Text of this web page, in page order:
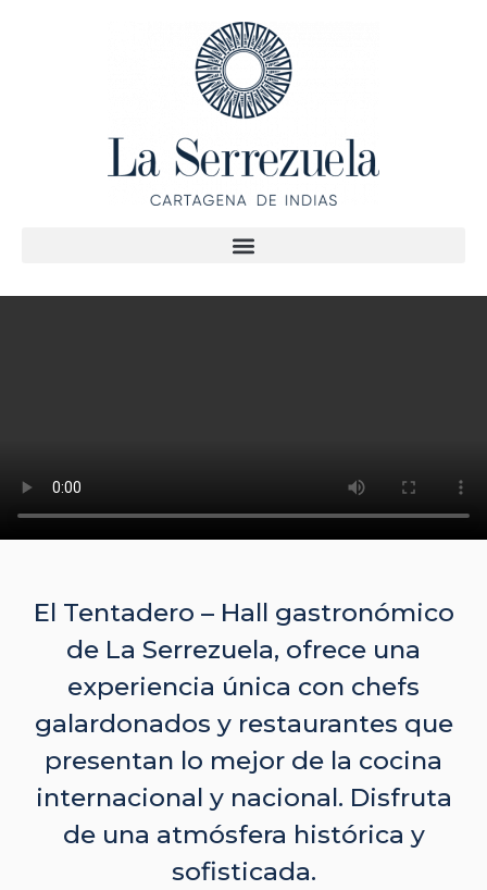
El Tentadero – Hall gastronómico
de La Serrezuela, ofrece una
experiencia única con chefs
galardonados y restaurantes que
presentan lo mejor de la cocina
internacional y nacional. Disfruta
de una atmósfera histórica y
sofisticada.